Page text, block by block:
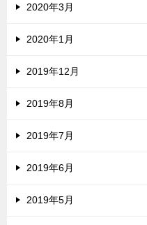
2020年3月
2020年1月
2019年12月
2019年8月
2019年7月
2019年6月
2019年5月